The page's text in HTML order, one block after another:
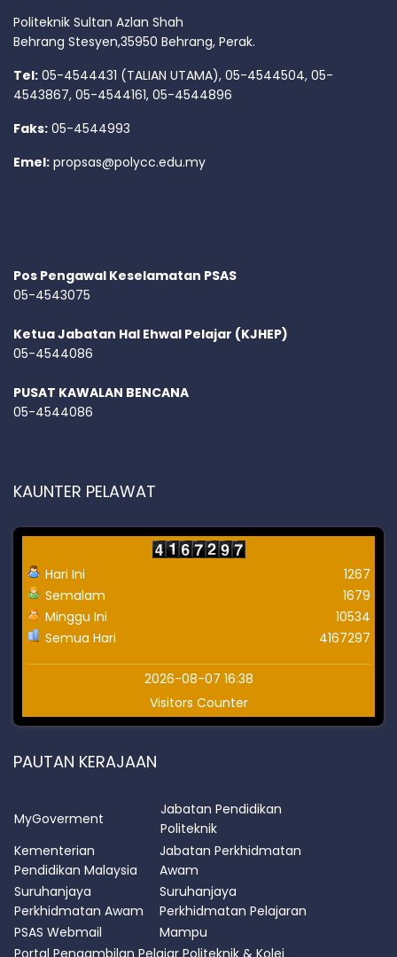
Politeknik Sultan Azlan Shah
Behrang Stesyen,35950 Behrang, Perak.
Tel: 05-4544431 (TALIAN UTAMA), 05-4544504, 05-
4543867, 05-4544161, 05-4544896
Faks: 05-4544993
Emel: propsas@polycc.edu.my
Pos Pengawal Keselamatan PSAS
05-4543075
Ketua Jabatan Hal Ehwal Pelajar (KJHEP)
05-4544086
PUSAT KAWALAN BENCANA
05-4544086
KAUNTER PELAWAT
Hari Ini
Semalam
Minggu Ini
Semua Hari
1267
1679
10534
4167297
2026-08-07 16:38
Visitors Counter
PAUTAN KERAJAAN
MyGoverment
Jabatan Pendidikan
Politeknik
Kementerian
Pendidikan Malaysia
Jabatan Perkhidmatan
Awam
Suruhanjaya
Perkhidmatan Awam
Suruhanjaya
Perkhidmatan Pelajaran
PSAS Webmail
Mampu
Portal Pengambilan Pelajar Politeknik & Kolej